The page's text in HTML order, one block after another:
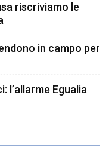
riscriviamo le
in campo per
l’allarme Egualia